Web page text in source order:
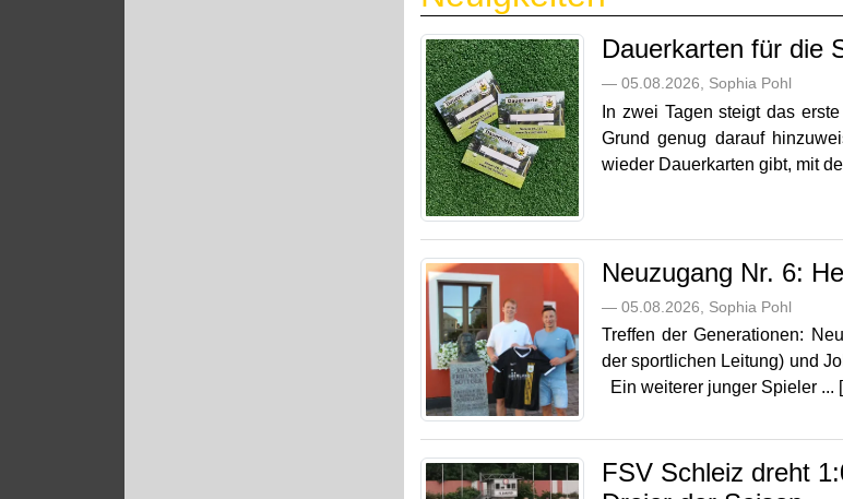
Dauerkarten für die
— 05.08.2026, Sophia Pohl
In zwei Tagen steigt das
Grund genug darauf
wieder Dauerkarten gibt, mit
Neuzugang Nr. 6:
— 05.08.2026, Sophia Pohl
Treffen der Generationen:
der sportlichen Leitung) und
Ein weiterer junger Spieler ... [
FSV Schleiz dreht